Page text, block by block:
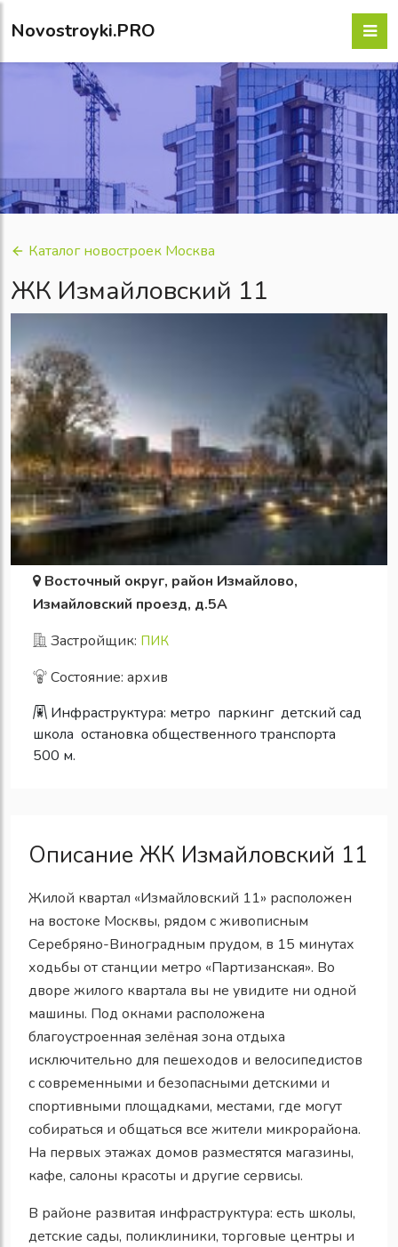
Novostroyki.PRO
Каталог новостроек Москва
ЖК Измайловский 11
Восточный округ, район Измайлово,
Измайловский проезд, д.5А
Застройщик: ПИК
Состояние: архив
Инфраструктура: метро паркинг детский сад
школа остановка общественного транспорта
500 м.
Описание ЖК Измайловский 11
Жилой квартал «Измайловский 11» расположен
на востоке Москвы, рядом с живописным
Серебряно-Виноградным прудом, в 15 минутах
ходьбы от станции метро «Партизанская». Во
дворе жилого квартала вы не увидите ни одной
машины. Под окнами расположена
благоустроенная зелёная зона отдыха
исключительно для пешеходов и велосипедистов
с современными и безопасными детскими и
спортивными площадками, местами, где могут
собираться и общаться все жители микрорайона.
На первых этажах домов разместятся магазины,
кафе, салоны красоты и другие сервисы.
В районе развитая инфраструктура: есть школы,
детские сады, поликлиники, торговые центры и